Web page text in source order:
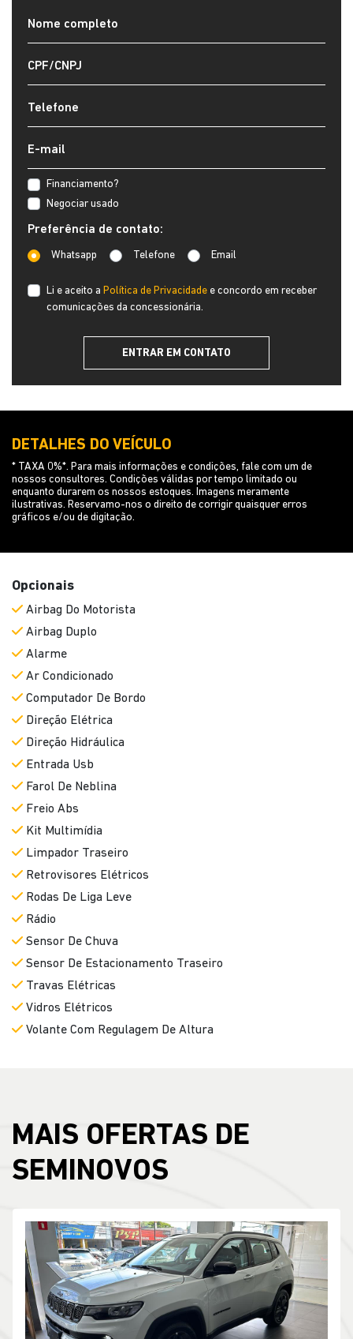
Financiamento?
Negociar usado
Preferência de contato:
Whatsapp Telefone Email
Li e aceito a Política de Privacidade e concordo em receber
comunicações da concessionária.
ENTRAR EM CONTATO
DETALHES DO VEÍCULO
* TAXA 0%*. Para mais informações e condições, fale com um de
nossos consultores. Condições válidas por tempo limitado ou
enquanto durarem os nossos estoques. Imagens meramente
ilustrativas. Reservamo-nos o direito de corrigir quaisquer erros
gráficos e/ou de digitação.
Opcionais
Airbag Do Motorista
Airbag Duplo
Alarme
Ar Condicionado
Computador De Bordo
Direção Elétrica
Direção Hidráulica
Entrada Usb
Farol De Neblina
Freio Abs
Kit Multimídia
Limpador Traseiro
Retrovisores Elétricos
Rodas De Liga Leve
Rádio
Sensor De Chuva
Sensor De Estacionamento Traseiro
Travas Elétricas
Vidros Elétricos
Volante Com Regulagem De Altura
MAIS OFERTAS DE
SEMINOVOS